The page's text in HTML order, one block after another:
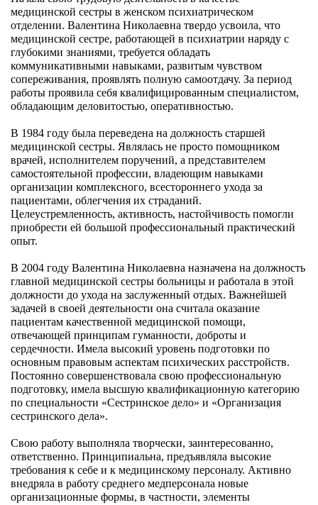
медицинской сестры в женском психиатрическом
отделении. Валентина Николаевна твердо усвоила, что
медицинской сестре, работающей в психиатрии наряду с
глубокими знаниями, требуется обладать
коммуникативными навыками, развитым чувством
сопереживания, проявлять полную самоотдачу. За период
работы проявила себя квалифицированным специалистом,
обладающим деловитостью, оперативностью.
В 1984 году была переведена на должность старшей
медицинской сестры. Являлась не просто помощником
врачей, исполнителем поручений, а представителем
самостоятельной профессии, владеющим навыками
организации комплексного, всестороннего ухода за
пациентами, облегчения их страданий.
Целеустремленность, активность, настойчивость помогли
приобрести ей большой профессиональный практический
опыт.
В 2004 году Валентина Николаевна назначена на должность
главной медицинской сестры больницы и работала в этой
должности до ухода на заслуженный отдых. Важнейшей
задачей в своей деятельности она считала оказание
пациентам качественной медицинской помощи,
отвечающей принципам гуманности, доброты и
сердечности. Имела высокий уровень подготовки по
основным правовым аспектам психических расстройств.
Постоянно совершенствовала свою профессиональную
подготовку, имела высшую квалификационную категорию
по специальности «Сестринское дело» и «Организация
сестринского дела».
Свою работу выполняла творчески, заинтересованно,
ответственно. Принципиальна, предъявляла высокие
требования к себе и к медицинскому персоналу. Активно
внедряла в работу среднего медперсонала новые
организационные формы, в частности, элементы